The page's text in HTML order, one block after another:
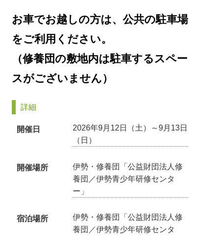
お車でお越しの方は、公共の駐車場
をご利用ください。
（修養団の敷地内は駐車するスペー
スがございません）
詳細
開催日
2026年9月12日（土）～9月13日
（日）
開催場所
伊勢・修養団「公益財団法人修
養団／伊勢青少年研修センタ
ー」
宿泊場所
伊勢・修養団「公益財団法人修
養団／伊勢青少年研修センタ